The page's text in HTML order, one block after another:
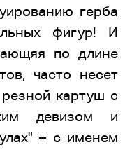
герба
фигур! И
по длине
часто несет
картуш с
девизом и
– с именем